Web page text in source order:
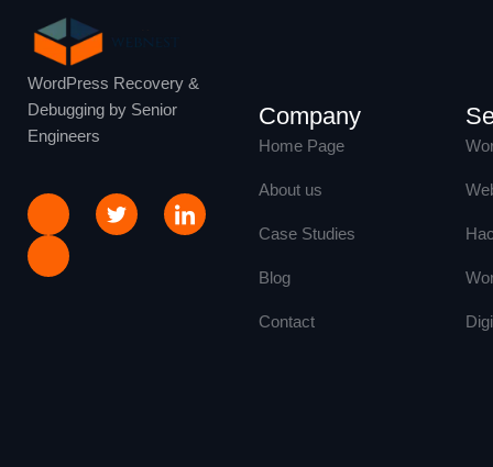
WordPress Recovery &
Debugging by Senior
Engineers
Company
Home Page
About us
Case Studies
Blog
Contact